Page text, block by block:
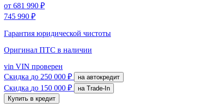
от 681 990 ₽
745 990 ₽
Гарантия юридической чистоты
Оригинал ПТС в наличии
vin VIN проверен
Скидка до 250 000 ₽ на автокредит
Скидка до 150 000 ₽
на Trade-In
Купить в кредит